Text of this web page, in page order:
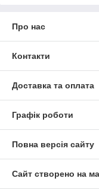
Про нас
Контакти
Доставка та оплата
Графік роботи
Повна версія сайту
Сайт створено на